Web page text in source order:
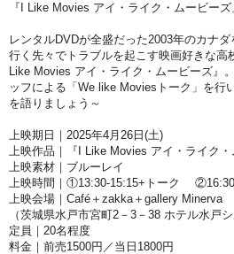
『I Like Movies アイ・ライク・ムービー
レンタルDVDが全盛だった2003年のカナ
行く先々でトラブルを起こす映画好きな高
Like Movies アイ・ライク・ムービーズ』
ッフによる「We like Moviesトーク」を行
を語りましょう～
上映期日｜2025年4月26日(土)
上映作品｜『I Like Movies アイ・ライク
上映素材｜ブルーレイ
上映時間｜①13:30-15:15+トーク
上映会場｜Café＋zakka＋gallery Minerva
（茨城県水戸市宮町2－3－38 ホテル水戸シ
定員｜20名程度
料金｜前売1500円／当日1800円